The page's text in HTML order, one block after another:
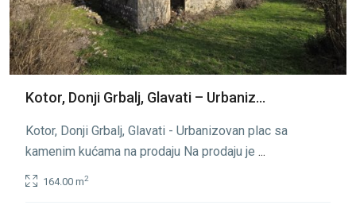
Kotor, Donji Grbalj, Glavati – Urbaniz...
Kotor, Donji Grbalj, Glavati - Urbanizovan plac sa
kamenim kućama na prodaju Na prodaju je ...
164.00 m2